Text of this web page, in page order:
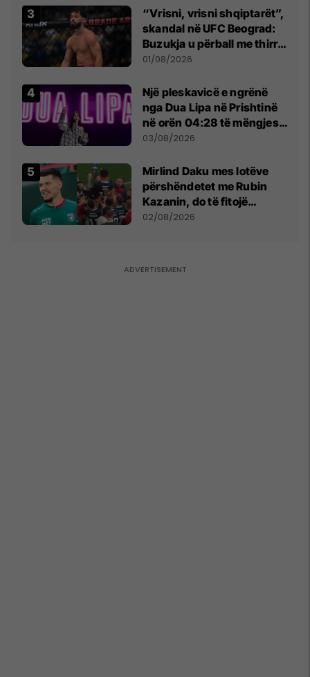
“Vrisni, vrisni shqiptarët”,
skandal në UFC Beograd:
Buzukja u përball me thirrje
anti-shqiptare nga
01/08/2026
Një pleskavicë e ngrënë
nga Dua Lipa në Prishtinë
në orën 04:28 të mëngjesit
- dhe bota digjitale serbe
03/08/2026
Mirlind Daku mes lotëve
përshëndetet me Rubin
Kazanin, do të fitojë
miliona te Spartak Moska
02/08/2026